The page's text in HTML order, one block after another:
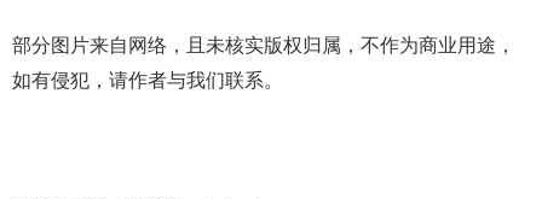
部分图片来自网络，且未核实版权归属，不作为商业用途，
如有侵犯，请作者与我们联系。